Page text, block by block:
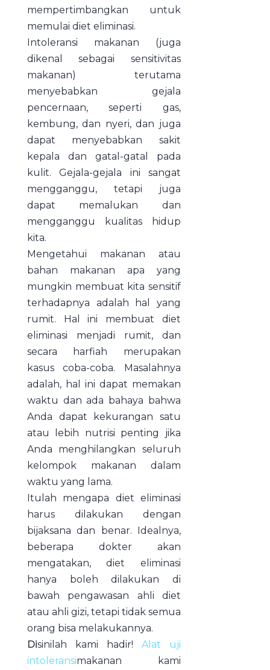
mempertimbangkan untuk
memulai diet eliminasi.
Intoleransi makanan (juga
dikenal sebagai sensitivitas
makanan) terutama
menyebabkan gejala
pencernaan, seperti gas,
kembung, dan nyeri, dan juga
dapat menyebabkan sakit
kepala dan gatal-gatal pada
kulit. Gejala-gejala ini sangat
mengganggu, tetapi juga
dapat memalukan dan
mengganggu kualitas hidup
kita.
Mengetahui makanan atau
bahan makanan apa yang
mungkin membuat kita sensitif
terhadapnya adalah hal yang
rumit. Hal ini membuat diet
eliminasi menjadi rumit, dan
secara harfiah merupakan
kasus coba-coba. Masalahnya
adalah, hal ini dapat memakan
waktu dan ada bahaya bahwa
Anda dapat kekurangan satu
atau lebih nutrisi penting jika
Anda menghilangkan seluruh
kelompok makanan dalam
waktu yang lama.
Itulah mengapa diet eliminasi
harus dilakukan dengan
bijaksana dan benar. Idealnya,
beberapa dokter akan
mengatakan, diet eliminasi
hanya boleh dilakukan di
bawah pengawasan ahli diet
atau ahli gizi, tetapi tidak semua
orang bisa melakukannya.
Disinilah kami hadir! Alat uji
intoleransimakanan kami